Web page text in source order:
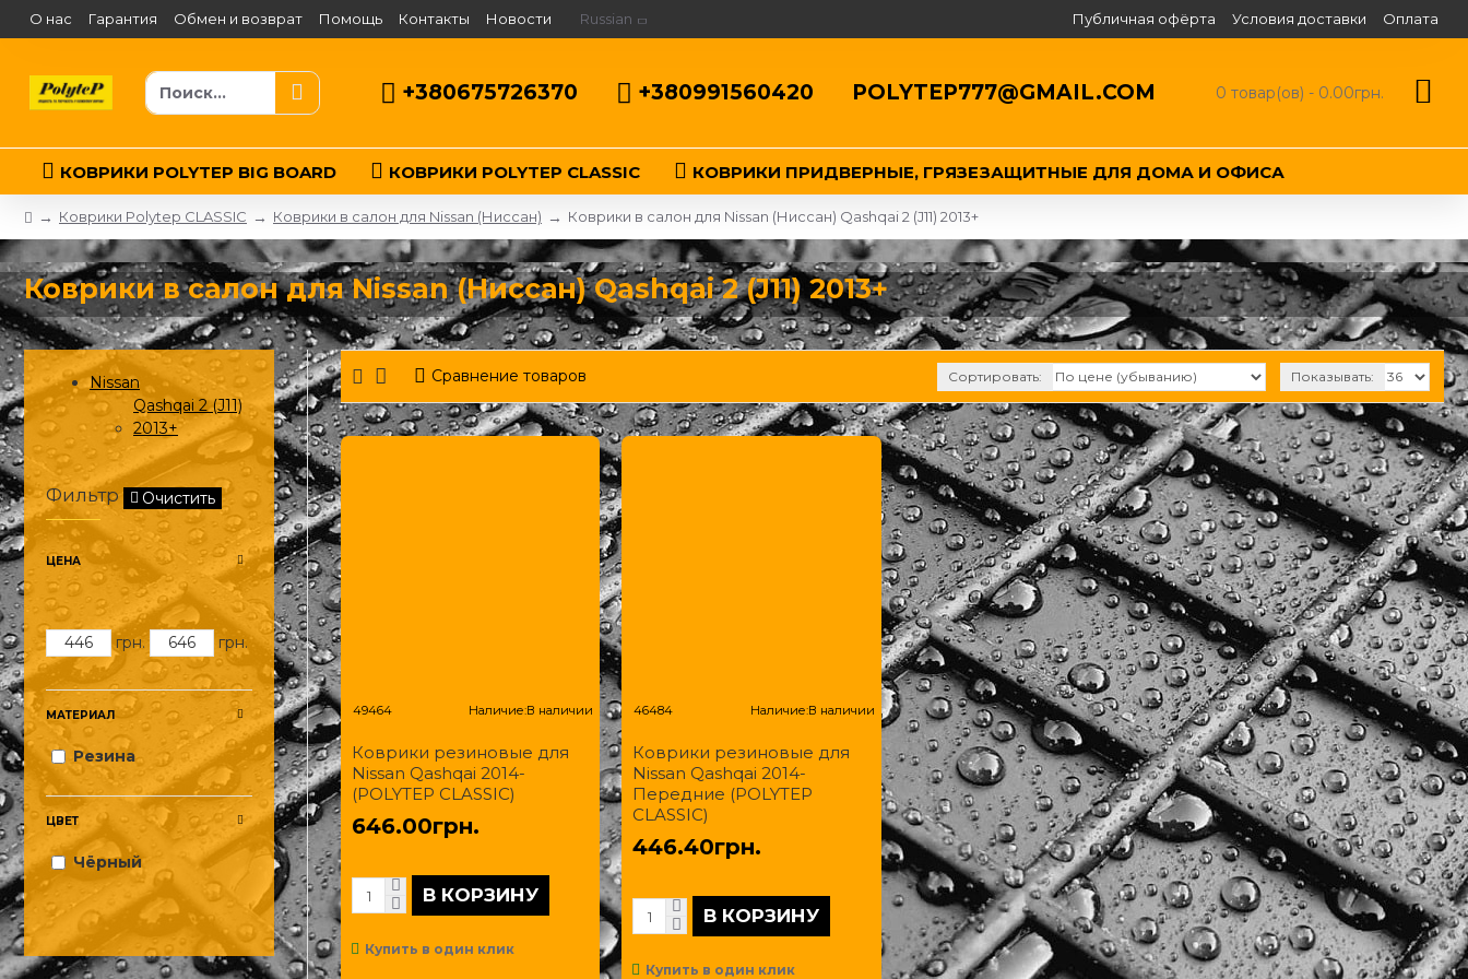
О нас Гарантия Обмен и возврат Помощь Контакты Новости Russian Публичная офёрта Условия доставки Оплата
+380675726370 +380991560420 POLYTEP777@GMAIL.COM 0 товар(ов) - 0.00грн.
КОВРИКИ POLYTEP BIG BOARD КОВРИКИ POLYTEP CLASSIC КОВРИКИ ПРИДВЕРНЫЕ, ГРЯЗЕЗАЩИТНЫЕ ДЛЯ ДОМА И ОФИСА
Коврики Polytep CLASSIC Коврики в салон для Nissan (Ниссан) Коврики в салон для Nissan (Ниссан) Qashqai 2 (J11) 2013+
Коврики в салон для Nissan (Ниссан) Qashqai 2 (J11) 2013+
Nissan
Qashqai 2 (J11)
2013+
Фильтр Очистить
ЦЕНА
грн. грн.
МАТЕРИАЛ
Резина
ЦВЕТ
Чёрный
Сравнение товаров Сортировать: Показывать:
49464 Наличие:В наличии
Коврики резиновые для
Nissan Qashqai 2014-
(POLYTEP CLASSIC)
646.00грн.
В КОРЗИНУ
Купить в один клик
46484 Наличие:В наличии
Коврики резиновые для
Nissan Qashqai 2014-
Передние (POLYTEP
CLASSIC)
446.40грн.
В КОРЗИНУ
Купить в один клик